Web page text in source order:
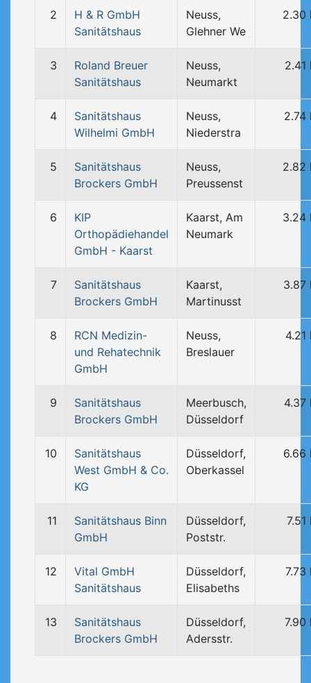
2
H & R GmbH
Sanitätshaus
Neuss,
Glehner We
2.30
3
Roland Breuer
Sanitätshaus
Neuss,
Neumarkt
2.41
4
Sanitätshaus
Wilhelmi GmbH
Neuss,
Niederstra
2.74
5
Sanitätshaus
Brockers GmbH
Neuss,
Preussenst
2.82
6
KIP
Orthopädiehandel
GmbH - Kaarst
Kaarst, Am
Neumark
3.24
7
Sanitätshaus
Brockers GmbH
Kaarst,
Martinusst
3.87
8
RCN Medizin-
und Rehatechnik
GmbH
Neuss,
Breslauer
4.21
9
Sanitätshaus
Brockers GmbH
Meerbusch,
Düsseldorf
4.37
10
Sanitätshaus
West GmbH & Co.
KG
Düsseldorf,
Oberkassel
6.66
11
Sanitätshaus Binn
GmbH
Düsseldorf,
Poststr.
7.51
12
Vital GmbH
Sanitätshaus
Düsseldorf,
Elisabeths
7.73
13
Sanitätshaus
Brockers GmbH
Düsseldorf,
Adersstr.
7.90